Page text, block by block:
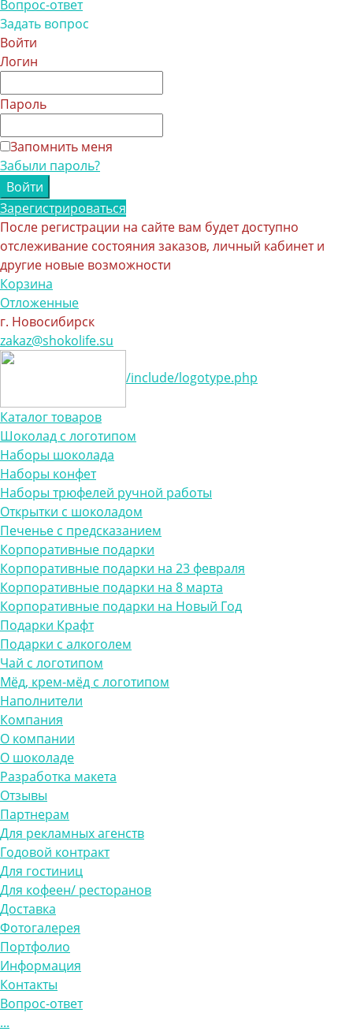
Вопрос-ответ
Задать вопрос
Войти
Логин
Пароль
Запомнить меня
Забыли пароль?
Зарегистрироваться
После регистрации на сайте вам будет доступно
отслеживание состояния заказов, личный кабинет и
другие новые возможности
Корзина
Отложенные
г. Новосибирск
zakaz@shokolife.su
/include/logotype.php
Каталог товаров
Шоколад с логотипом
Наборы шоколада
Наборы конфет
Наборы трюфелей ручной работы
Открытки с шоколадом
Печенье с предсказанием
Корпоративные подарки
Корпоративные подарки на 23 февраля
Корпоративные подарки на 8 марта
Корпоративные подарки на Новый Год
Подарки Крафт
Подарки с алкоголем
Чай с логотипом
Мёд, крем-мёд с логотипом
Наполнители
Компания
О компании
О шоколаде
Разработка макета
Отзывы
Партнерам
Для рекламных агенств
Годовой контракт
Для гостиниц
Для кофеен/ ресторанов
Доставка
Фотогалерея
Портфолио
Информация
Контакты
Вопрос-ответ
...